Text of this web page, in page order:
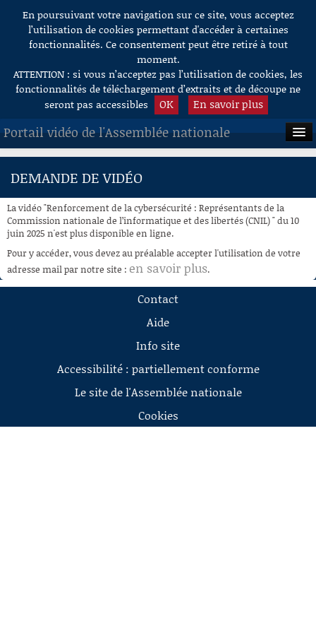
Aller au contenu
En poursuivant votre navigation sur ce site, vous acceptez
l’utilisation de cookies permettant d'accéder à certaines
fonctionnalités. Ce consentement peut être retiré à tout
moment.
ATTENTION : si vous n’acceptez pas l’utilisation de cookies, les
fonctionnalités de téléchargement d’extraits et de découpe ne
seront pas accessibles
OK En savoir plus
Portail vidéo de l'Assemblée nationale
ACCUEIL
À LA DEMANDE
RECHERCHE
AIDE À LA DÉCOUPE
DE VIDÉOS
DEMANDE DE VIDÉO
La vidéo "Renforcement de la cybersécurité : Représentants de la
Commission nationale de l’informatique et des libertés (CNIL) " du 10
juin 2025 n'est plus disponible en ligne.
Pour y accéder, vous devez au préalable accepter l'utilisation de votre
adresse mail par notre site : en savoir plus.
Contact
Aide
Info site
Accessibilité : partiellement conforme
Le site de l'Assemblée nationale
Cookies